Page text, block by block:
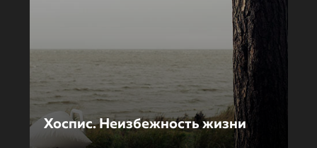
Хоспис. Неизбежность жизни